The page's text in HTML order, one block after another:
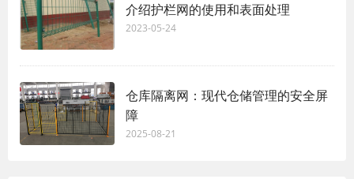
介绍护栏网的使用和表面处理
2023-05-24
仓库隔离网：现代仓储管理的安全屏
障
2025-08-21